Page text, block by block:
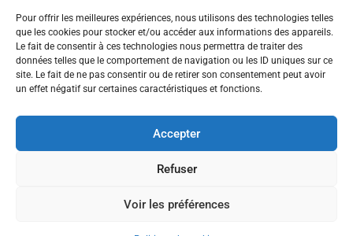
Pour offrir les meilleures expériences, nous utilisons des technologies telles
que les cookies pour stocker et/ou accéder aux informations des appareils.
Le fait de consentir à ces technologies nous permettra de traiter des
données telles que le comportement de navigation ou les ID uniques sur ce
site. Le fait de ne pas consentir ou de retirer son consentement peut avoir
un effet négatif sur certaines caractéristiques et fonctions.
Accepter
Refuser
Voir les préférences
Newsletter
Plan du site